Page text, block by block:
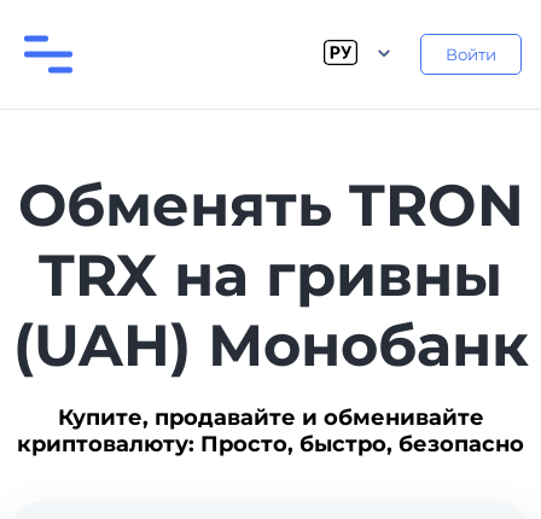
Войти
Обменять TRON
TRX на гривны
(UAH) Монобанк
Купите, продавайте и обменивайте
криптовалюту: Просто, быстро, безопасно